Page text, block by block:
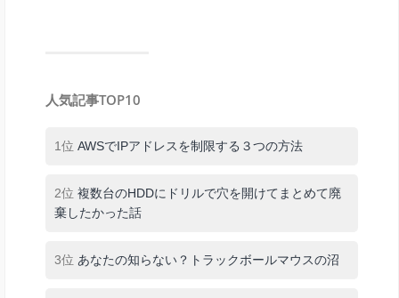
人気記事TOP10
1位 AWSでIPアドレスを制限する３つの方法
2位 複数台のHDDにドリルで穴を開けてまとめて廃
棄したかった話
3位 あなたの知らない？トラックボールマウスの沼